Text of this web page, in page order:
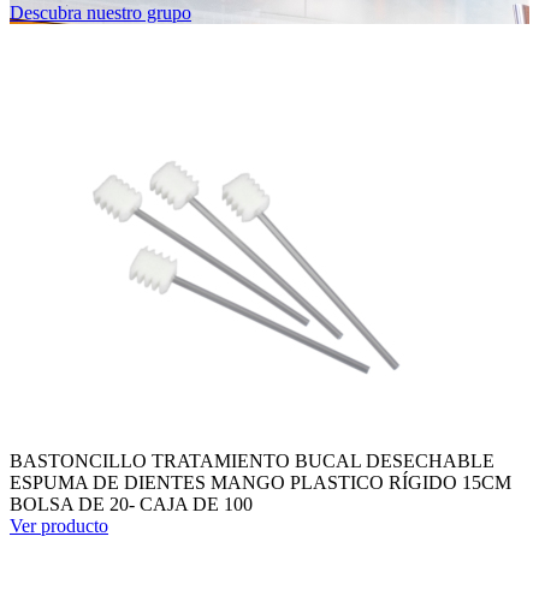
Descubra nuestro grupo
BASTONCILLO TRATAMIENTO BUCAL DESECHABLE
ESPUMA DE DIENTES MANGO PLASTICO RÍGIDO 15CM
BOLSA DE 20- CAJA DE 100
Ver producto